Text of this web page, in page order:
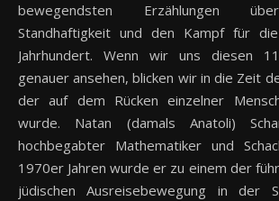
bewegendsten Erzählungen
Standhaftigkeit und den Kampf für
Jahrhundert. Wenn wir uns diesen
genauer ansehen, blicken wir in die Zeit
der auf dem Rücken einzelner
wurde. Natan (damals Anatoli)
hochbegabter Mathematiker und
1970er Jahren wurde er zu einem der
jüdischen Ausreisebewegung in der